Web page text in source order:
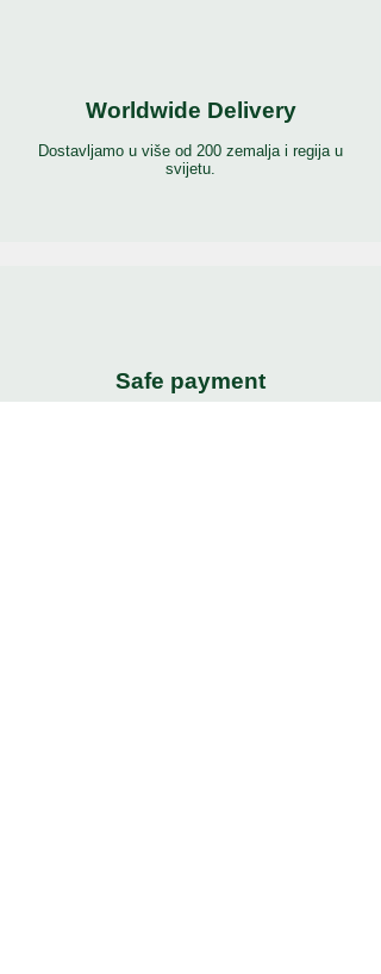
Worldwide Delivery
Dostavljamo u više od 200 zemalja i regija u
svijetu.
Safe payment